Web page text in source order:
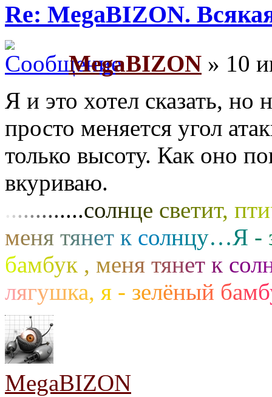
Re: MegaBIZON.
MegaBIZON » 10
Я и это хотел сказать, но
просто меняется угол
только высоту. Как оно
вкуриваю.
............солнце светит, пти
меня тянет к солнцу…Я -
бамбук , меня тянет к сол
лягушка, я - зелёный бамб
MegaBIZON